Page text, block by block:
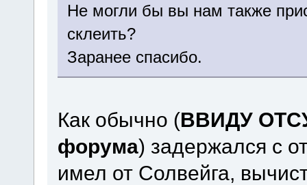
Не могли бы вы нам также
склеить?
Заранее спасибо.
Как обычно (ВВИДУ
форума) задержался с
имел от Солвейга,